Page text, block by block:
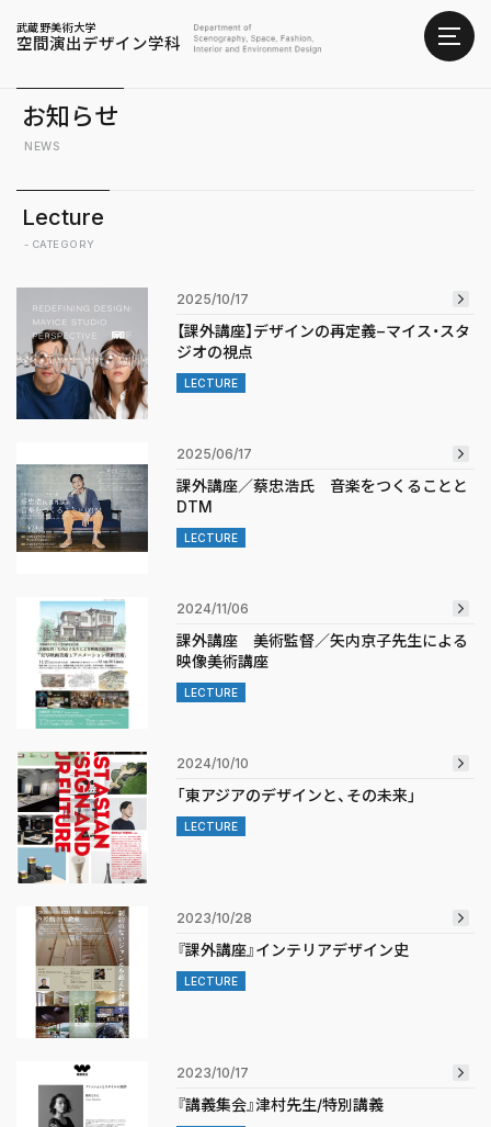
武蔵野美術大学
空間演出デザイン学科
お知らせ
NEWS
Lecture
- CATEGORY
LECTURE
2025/10/17
【課外講座】デザインの再定義−マイス・スタ
ジオの視点
LECTURE
2025/06/17
課外講座／蔡忠浩氏 音楽をつくることと
DTM
LECTURE
2024/11/06
課外講座 美術監督／矢内京子先生による
映像美術講座
LECTURE
2024/10/10
「東アジアのデザインと、その未来」
LECTURE
2023/10/28
『課外講座』インテリアデザイン史
2023/10/17
『講義集会』津村先生/特別講義